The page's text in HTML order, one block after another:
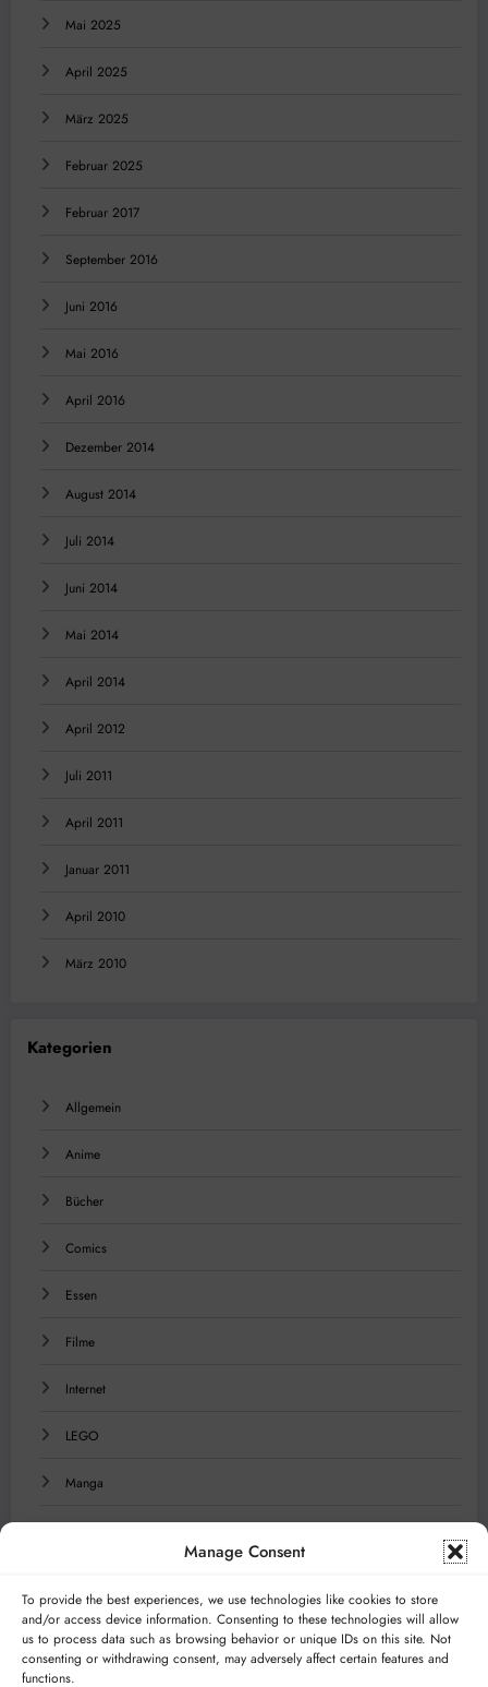
Manage Consent
To provide the best experiences, we use technologies like cookies to store
and/or access device information. Consenting to these technologies will allow
us to process data such as browsing behavior or unique IDs on this site. Not
consenting or withdrawing consent, may adversely affect certain features and
functions.
Mai 2025
April 2025
März 2025
Februar 2025
Februar 2017
September 2016
Juni 2016
Mai 2016
April 2016
Dezember 2014
August 2014
Juli 2014
Juni 2014
Mai 2014
April 2014
April 2012
Juli 2011
April 2011
Januar 2011
April 2010
März 2010
Kategorien
Allgemein
Anime
Bücher
Comics
Essen
Filme
Internet
LEGO
Manga
Serien
Technologie